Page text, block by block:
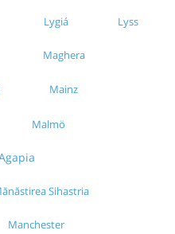
Lygiá Lyss
Maghera
Mainz
Malmö
Sihastria
Manchester